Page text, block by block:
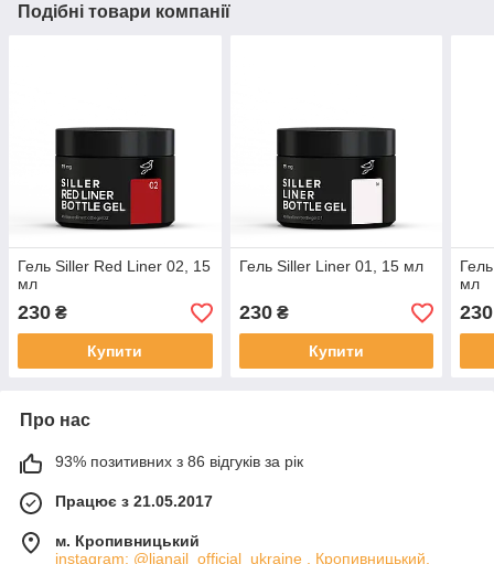
Подібні товари компанії
Гель Siller Red Liner 02, 15
мл
230 ₴
Купити
Гель Siller Liner 01, 15 мл
230₴
Купити
мл
230
Про нас
93% позитивних з 86 відгуків за рік
Працює з 21.05.2017
м. Кропивницький
instagram: @lianail_official_ukraine , Кропивницький,